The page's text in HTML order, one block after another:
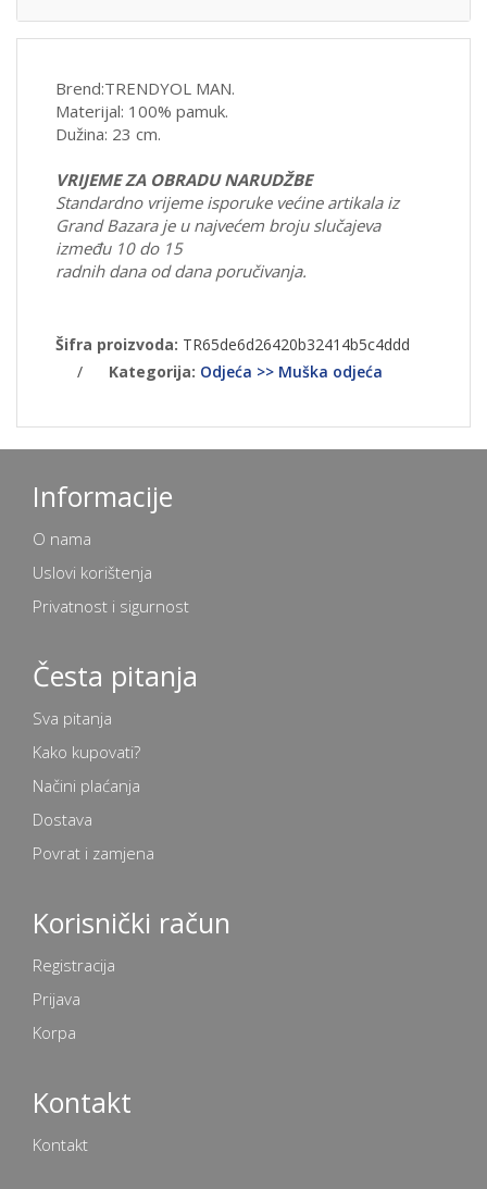
Brend:TRENDYOL MAN.
Materijal: 100% pamuk.
Dužina: 23 cm.
VRIJEME ZA OBRADU NARUDŽBE
Standardno vrijeme isporuke većine artikala iz
Grand Bazara je u najvećem broju slučajeva
između 10 do 15
radnih dana od dana poručivanja.
Šifra proizvoda: TR65de6d26420b32414b5c4ddd
/
Kategorija: Odjeća >> Muška odjeća
Informacije
O nama
Uslovi korištenja
Privatnost i sigurnost
Česta pitanja
Sva pitanja
Kako kupovati?
Načini plaćanja
Dostava
Povrat i zamjena
Korisnički račun
Registracija
Prijava
Korpa
Kontakt
Kontakt